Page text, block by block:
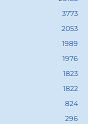
3773
2053
1989
1976
1823
1822
824
296